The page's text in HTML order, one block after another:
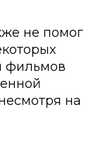
не помог
фильмов
на